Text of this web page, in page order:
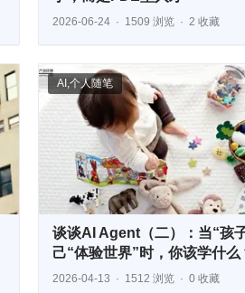
2026-06-24 1509 浏览 2 收藏
AI 个人随笔
谈谈AI Agent（二）：当“孩
己“体验世界”时，你该学什么
2026-04-13 1512 浏览 0 收藏